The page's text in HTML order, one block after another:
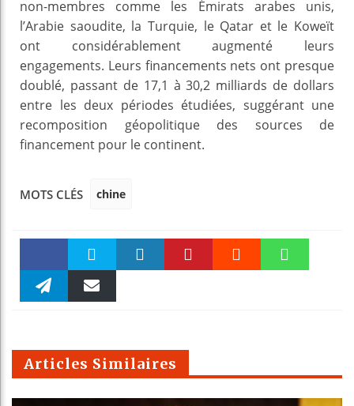
non-membres comme les Émirats arabes unis,
l’Arabie saoudite, la Turquie, le Qatar et le Koweït
ont considérablement augmenté leurs
engagements. Leurs financements nets ont presque
doublé, passant de 17,1 à 30,2 milliards de dollars
entre les deux périodes étudiées, suggérant une
recomposition géopolitique des sources de
financement pour le continent.
MOTS CLÉS chine
Faceboo Twitter
m
Articles Similaires